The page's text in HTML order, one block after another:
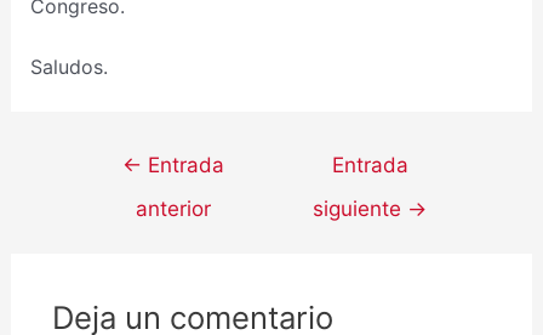
Congreso.
Saludos.
← Entrada
anterior
Entrada
siguiente →
Deja un comentario